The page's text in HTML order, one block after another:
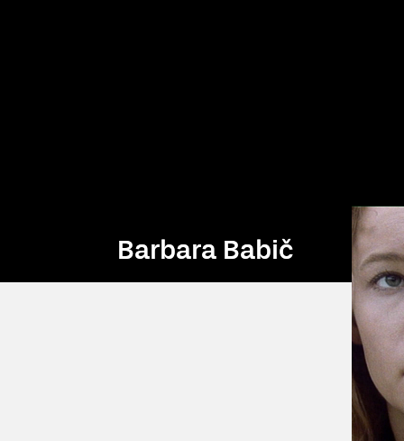
Barbara Babič
Barbara Babič